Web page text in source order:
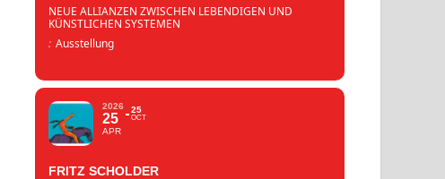
NEUE ALLIANZEN ZWISCHEN LEBENDIGEN UND
KÜNSTLICHEN SYSTEMEN
: Ausstellung
2026
25
APR
25
OCT
FRITZ SCHOLDER